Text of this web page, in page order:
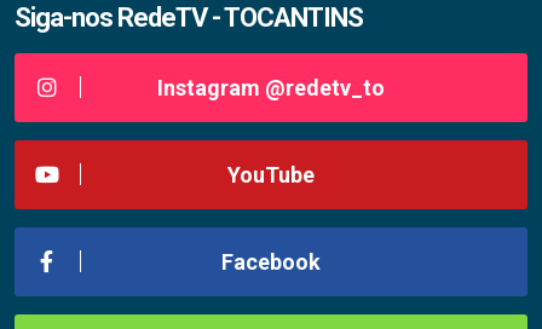
Siga-nos RedeTV - TOCANTINS
Instagram @redetv_to
YouTube
Facebook